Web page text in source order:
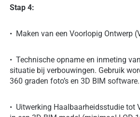
Stap 4:
• Maken van een Voorlopig Ontwerp
• Technische opname en inmeting
situatie bij verbouwingen. Gebruik
360 graden foto’s en 3D BIM software.
• Uitwerking Haalbaarheidsstudie tot